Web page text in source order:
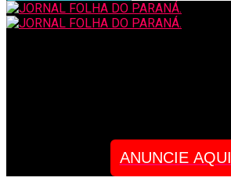
ANUNCIE AQUI